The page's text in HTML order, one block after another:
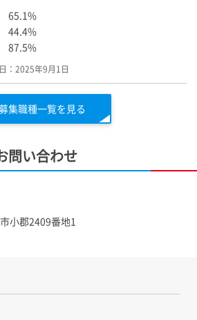
65.1%
44.4%
87.5%
：2025年9月1日
集職種一覧を見る
問い合わせ
小郡2409番地1